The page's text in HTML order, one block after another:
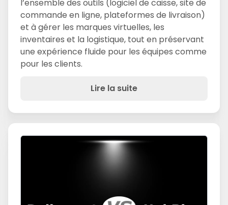
l’ensemble des outils (logiciel de caisse, site de
commande en ligne, plateformes de livraison)
et à gérer les marques virtuelles, les
inventaires et la logistique, tout en préservant
une expérience fluide pour les équipes comme
pour les clients.
Lire la suite